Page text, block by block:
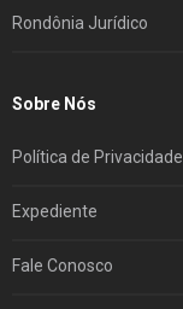
Rondônia Jurídico
Sobre Nós
Política de Privacidade
Expediente
Fale Conosco